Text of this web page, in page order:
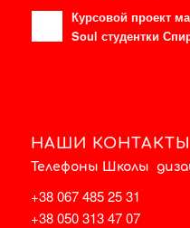
Курсовой проект
Soul студентки
НАШИ КОНТАКТЫ
Телефоны Школы
+38 067 485 25 31
+38 050 313 47 07